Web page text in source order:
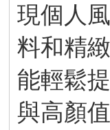
現個人
料和精
能輕鬆
與高顏